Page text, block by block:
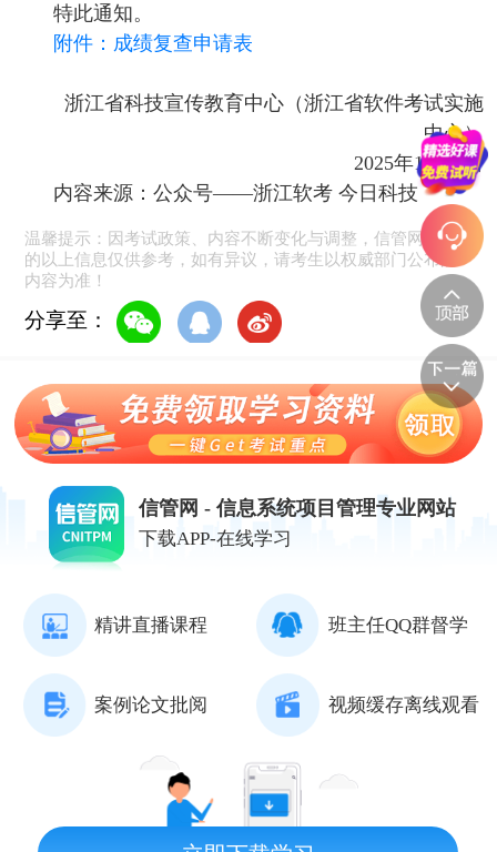
特此通知。
附件：成绩复查申请表
浙江省科技宣传教育中心（浙江省软件考试实施
中心）
2025年12月5日
内容来源：公众号——浙江软考 今日科技
温馨提示：因考试政策、内容不断变化与调整，信管网提供
的以上信息仅供参考，如有异议，请考生以权威部门公布的
内容为准！
分享至：
信管网 - 信息系统项目管理专业网站
下载APP-在线学习
精讲直播课程 班主任QQ群督学
案例论文批阅 视频缓存离线观看